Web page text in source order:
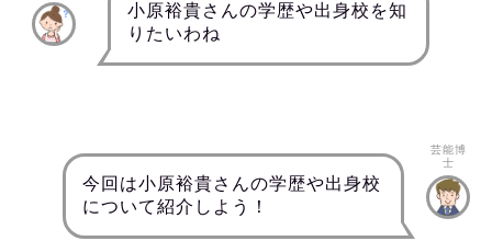
小原裕貴さんの学歴や出身校を知
りたいわね
今回は小原裕貴さんの学歴や出身校
について紹介しよう！
芸能博
士